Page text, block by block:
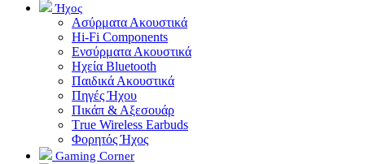
Ήχος
Ασύρματα Ακουστικά
Hi-Fi Components
Ενσύρματα Ακουστικά
Ηχεία Bluetooth
Παιδικά Ακουστικά
Πηγές Ήχου
Πικάπ & Αξεσουάρ
Τrue Wireless Earbuds
Φορητός Ήχος
Gaming Corner